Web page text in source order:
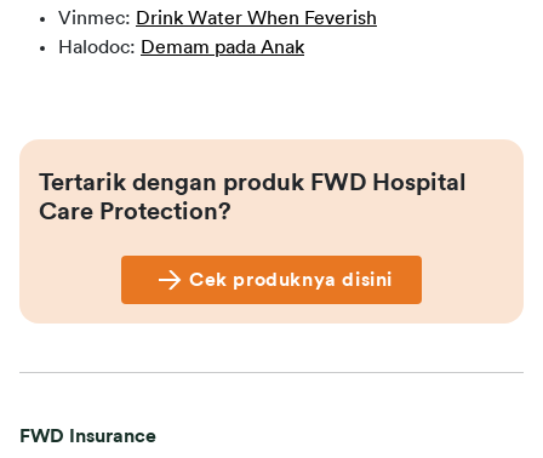
Vinmec: Drink Water When Feverish
Halodoc: Demam pada Anak
Tertarik dengan produk FWD Hospital
Care Protection?
Cek produknya disini
FWD Insurance